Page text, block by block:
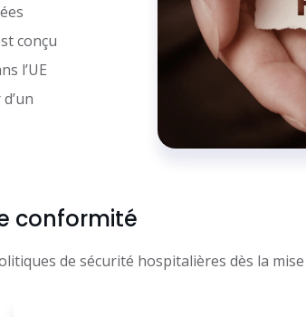
conçu
l’UE
conformité
de sécurité hospitalières dès la